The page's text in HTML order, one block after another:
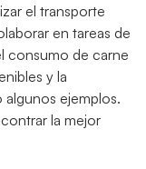
el transporte
en tareas de
consumo de carne
y la
ejemplos.
la mejor